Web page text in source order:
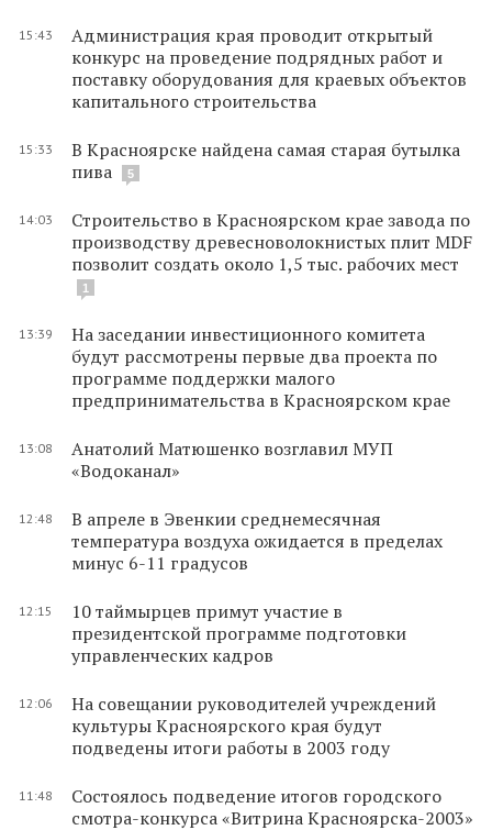
15:43
Администрация края проводит открытый
конкурс на проведение подрядных работ и
поставку оборудования для краевых объектов
капитального строительства
15:33
В Красноярске найдена самая старая бутылка
пива
5
14:03
Строительство в Красноярском крае завода по
производству древесноволокнистых плит MDF
позволит создать около 1,5 тыс. рабочих мест
1
13:39
На заседании инвестиционного комитета
будут рассмотрены первые два проекта по
программе поддержки малого
предпринимательства в Красноярском крае
13:08
Анатолий Матюшенко возглавил МУП
«Водоканал»
12:48
В апреле в Эвенкии среднемесячная
температура воздуха ожидается в пределах
минус 6-11 градусов
12:15
10 таймырцев примут участие в
президентской программе подготовки
управленческих кадров
12:06
На совещании руководителей учреждений
культуры Красноярского края будут
подведены итоги работы в 2003 году
11:48
Состоялось подведение итогов городского
смотра-конкурса «Витрина Красноярска-2003»